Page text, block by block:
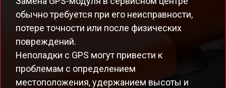
обычно требуется при его неисправности,
потере точности или после физических
повреждений.
Неполадки с GPS могут привести к
проблемам с определением
местоположения, удержанием высоты и